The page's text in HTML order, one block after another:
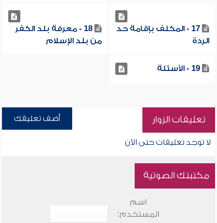
17 - المكلف بإقامة حد
الردة
18 - معرفة بلد الكفر
من بلد الإسلام
19 - الأسئلة
تعليقات الزوار أضف تعليقك
لا توجد تعليقات حتى الآن
مكتبتك الصوتية
اسم
المستخدم: